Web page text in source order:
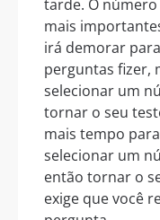
tarde. O
mais
irá demorar
perguntas fizer,
selecionar um
tornar o seu
mais tempo
selecionar um
então tornar o
exige que você